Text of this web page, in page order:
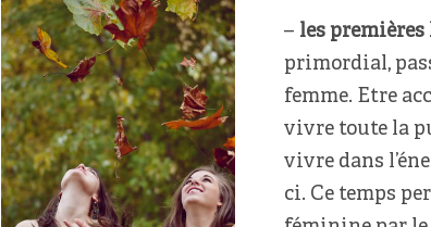
– les premières
primordial,
femme. Etre
vivre toute la
vivre dans
ci. Ce temps